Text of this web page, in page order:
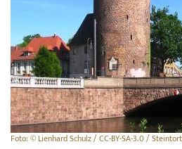
Foto: © Lienhard Schulz / CC-BY-SA-3.0 /